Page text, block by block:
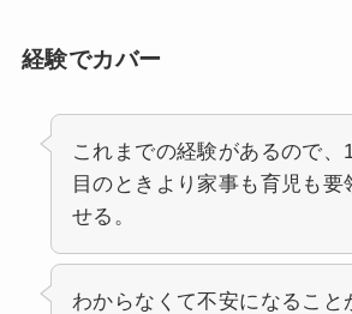
経験でカバー
これまでの経験があるので、
目のときより家事も育児も要
せる。
わからなくて不安になること